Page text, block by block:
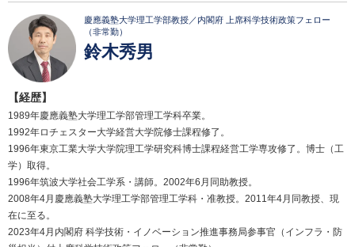
慶應義塾大学理工学部教授／内閣府 上席科学技術政策フェロー
（非常勤）
鈴木秀男
【経歴】
1989年慶應義塾大学理工学部管理工学科卒業。
1992年ロチェスター大学経営大学院修士課程修了。
1996年東京工業大学大学院理工学研究科博士課程経営工学専攻修了。博士（工
学）取得。
1996年筑波大学社会工学系・講師。2002年6月同助教授。
2008年4月慶應義塾大学理工学部管理工学科・准教授。2011年4月同教授、現
在に至る。
2023年4月内閣府 科学技術・イノベーション推進事務局参事官（インフラ・防